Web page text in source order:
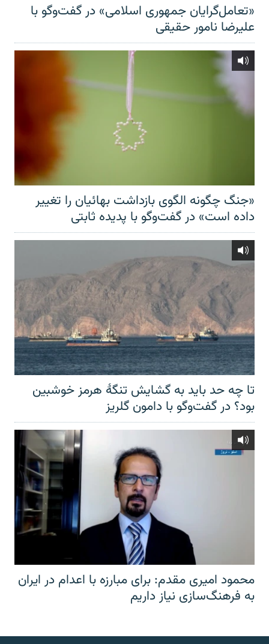
«تعامل‌گرایان جمهوری اسلامی» در گفت‌وگو با
علیرضا نامور حقیقی
«جنگ چگونه الگوی بازداشت بهائیان را تغییر
داده است» در گفت‌وگو با پدیده ثابتی
تا چه حد باید به گشایش تنگهٔ هرمز خوشبین
بود؟ در گفت‌وگو با دامون گلریز
محمود امیری مقدم: برای مبارزه با اعدام در ایران
به فرهنگ‌سازی نیاز داریم